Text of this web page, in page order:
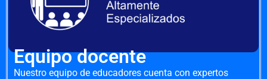
Equipo docente
Nuestro equipo de educadores cuenta con expertos